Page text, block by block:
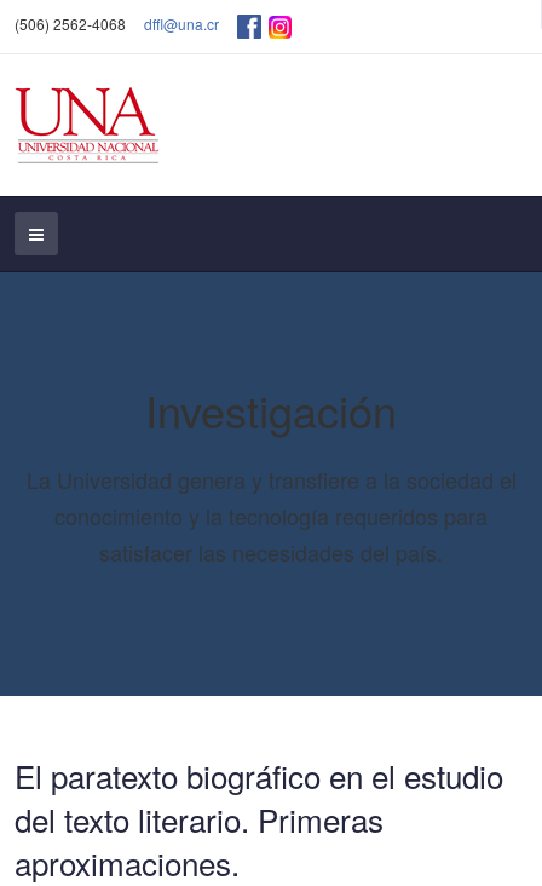
(506) 2562-4068 dffl@una.cr
Investigación
La Universidad genera y transfiere a la sociedad el
conocimiento y la tecnología requeridos para
satisfacer las necesidades del país.
El paratexto biográfico en el estudio
del texto literario. Primeras
aproximaciones.